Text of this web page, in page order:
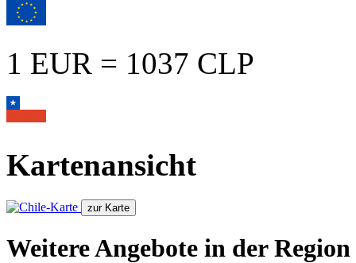
1 EUR = 1037 CLP
Kartenansicht
Weitere Angebote in der Region